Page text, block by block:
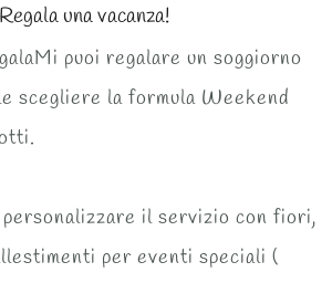
Regala una vacanza!
puoi regalare un soggiorno
scegliere la formula Weekend
il servizio con fiori,
per eventi speciali (